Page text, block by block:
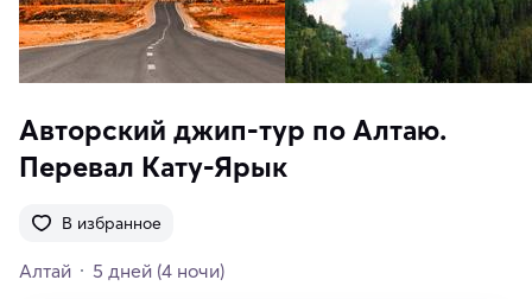
Авторский джип-тур по Алтаю.
Перевал Кату-Ярык
В избранное
Алтай 5 дней (4 ночи)